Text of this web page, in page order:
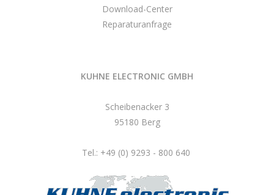
Download-Center
Reparaturanfrage
KUHNE ELECTRONIC GMBH
Scheibenacker 3
95180 Berg
Tel.: +49 (0) 9293 - 800 640